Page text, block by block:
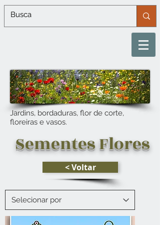
Jardins, bordaduras, flor de corte,
floreiras e vasos.
Sementes Flores
< Voltar